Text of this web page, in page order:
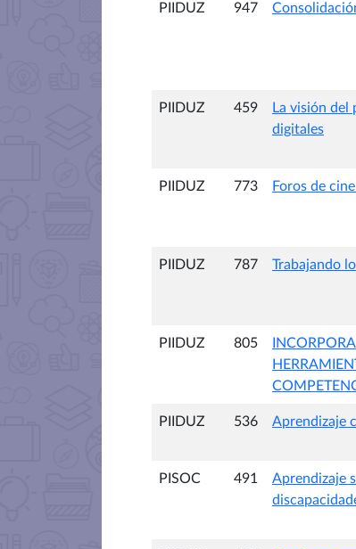
PIIDUZ 947
PIIDUZ 459
La visión
digitales
PIIDUZ 773 Foros de
PIIDUZ 787 Trabajando
PIIDUZ 805
PIIDUZ 536 Aprendizaje
PISOC 491
Aprendizaje